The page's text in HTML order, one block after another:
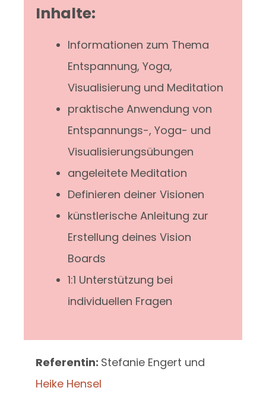
Inhalte:
Informationen zum Thema
Entspannung, Yoga,
Visualisierung und Meditation
praktische Anwendung von
Entspannungs-, Yoga- und
Visualisierungsübungen
angeleitete Meditation
Definieren deiner Visionen
künstlerische Anleitung zur
Erstellung deines Vision
Boards
1:1 Unterstützung bei
individuellen Fragen
Referentin: Stefanie Engert und
Heike Hensel